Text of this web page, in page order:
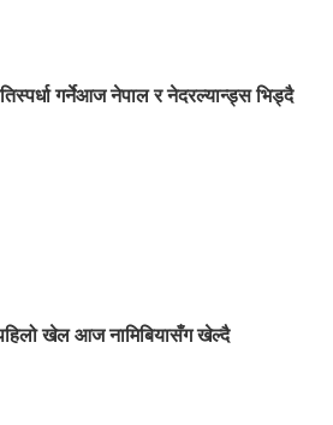
गर्नेआज नेपाल र नेदरल्यान्ड्स भिड्दै
खेल आज नामिबियासँग खेल्दै